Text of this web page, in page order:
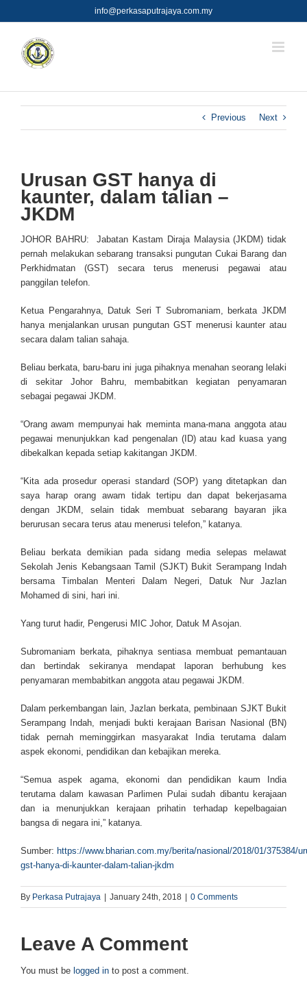
to
info@perkasaputrajaya.com.my
Previous Next
Urusan GST hanya di
kaunter, dalam talian –
JKDM
JOHOR BAHRU: Jabatan Kastam Diraja Malaysia (JKDM) tidak
pernah melakukan sebarang transaksi pungutan Cukai Barang dan
Perkhidmatan (GST) secara terus menerusi pegawai atau
panggilan telefon.
Ketua Pengarahnya, Datuk Seri T Subromaniam, berkata JKDM
hanya menjalankan urusan pungutan GST menerusi kaunter atau
secara dalam talian sahaja.
Beliau berkata, baru-baru ini juga pihaknya menahan seorang lelaki
di sekitar Johor Bahru, membabitkan kegiatan penyamaran
sebagai pegawai JKDM.
“Orang awam mempunyai hak meminta mana-mana anggota atau
pegawai menunjukkan kad pengenalan (ID) atau kad kuasa yang
dibekalkan kepada setiap kakitangan JKDM.
“Kita ada prosedur operasi standard (SOP) yang ditetapkan dan
saya harap orang awam tidak tertipu dan dapat bekerjasama
dengan JKDM, selain tidak membuat sebarang bayaran jika
berurusan secara terus atau menerusi telefon,” katanya.
Beliau berkata demikian pada sidang media selepas melawat
Sekolah Jenis Kebangsaan Tamil (SJKT) Bukit Serampang Indah
bersama Timbalan Menteri Dalam Negeri, Datuk Nur Jazlan
Mohamed di sini, hari ini.
Yang turut hadir, Pengerusi MIC Johor, Datuk M Asojan.
Subromaniam berkata, pihaknya sentiasa membuat pemantauan
dan bertindak sekiranya mendapat laporan berhubung kes
penyamaran membabitkan anggota atau pegawai JKDM.
Dalam perkembangan lain, Jazlan berkata, pembinaan SJKT Bukit
Serampang Indah, menjadi bukti kerajaan Barisan Nasional (BN)
tidak pernah meminggirkan masyarakat India terutama dalam
aspek ekonomi, pendidikan dan kebajikan mereka.
“Semua aspek agama, ekonomi dan pendidikan kaum India
terutama dalam kawasan Parlimen Pulai sudah dibantu kerajaan
dan ia menunjukkan kerajaan prihatin terhadap kepelbagaian
bangsa di negara ini,” katanya.
Sumber: https://www.bharian.com.my/berita/nasional/2018/01/375384/
gst-hanya-di-kaunter-dalam-talian-jkdm
By Perkasa Putrajaya January 24th, 2018 0 Comments
Leave A Comment
You must be logged in to post a comment.